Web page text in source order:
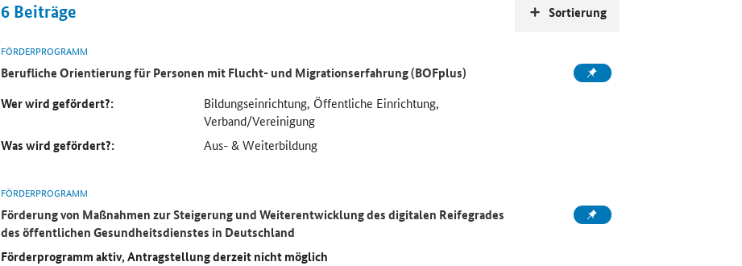
6 Beiträge
FÖRDERPROGRAMM
Berufliche Orientierung für Personen mit Flucht- und Migrationserfahrung (BOFplus)
Wer wird gefördert?:
Bildungseinrichtung, Öffentliche Einrichtung,
Verband/Vereinigung
Was wird gefördert?: Aus- & Weiterbildung
FÖRDERPROGRAMM
Förderung von Maßnahmen zur Steigerung und Weiterentwicklung des digitalen Reifegrades
des öffentlichen Gesundheitsdienstes in Deutschland
Förderprogramm aktiv, Antragstellung derzeit nicht möglich
Sortierung